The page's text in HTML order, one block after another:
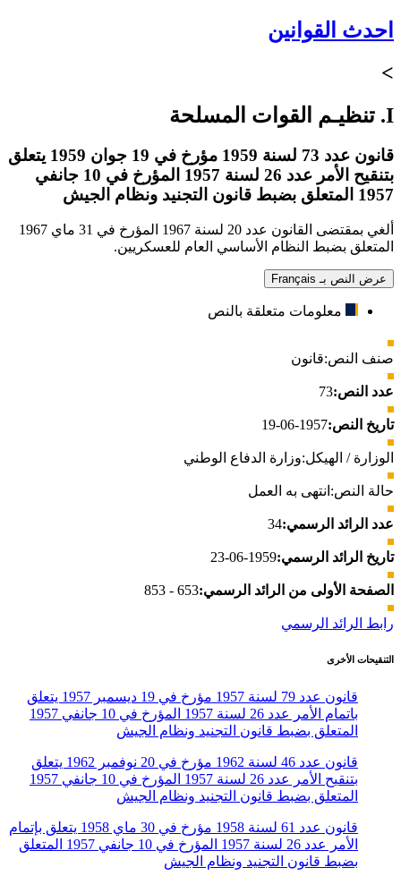
احدث القوانين
>
I. تنظيـم القوات المسلحة
قانون عدد 73 لسنة 1959 مؤرخ في 19 جوان 1959 يتعلق
بتنقيح الأمر عدد 26 لسنة 1957 المؤرخ في 10 جانفي
1957 المتعلق بضبط قانون التجنيد ونظام الجيش
ألغي بمقتضى القانون عدد 20 لسنة 1967 المؤرخ في 31 ماي 1967
المتعلق بضبط النظام الأساسي العام للعسكريين.
عرض النص بـ Français
معلومات متعلقة بالنص
صنف النص:قانون
عدد النص:73
تاريخ النص:1957-06-19
الوزارة / الهيكل:وزارة الدفاع الوطني
حالة النص: انتهى به العمل
عدد الرائد الرسمي:34
تاريخ الرائد الرسمي:1959-06-23
الصفحة الأولى من الرائد الرسمي:653 - 853
رابط الرائد الرسمي
التنقيحات الأخرى
قانون عدد 79 لسنة 1957 مؤرخ في 19 ديسمبر 1957 يتعلق
باتمام الأمر عدد 26 لسنة 1957 المؤرخ في 10 جانفي 1957
المتعلق بضبط قانون التجنيد ونظام الجيش
قانون عدد 46 لسنة 1962 مؤرخ في 20 نوفمبر 1962 يتعلق
بتنقيح الأمر عدد 26 لسنة 1957 المؤرخ في 10 جانفي 1957
المتعلق بضبط قانون التجنيد ونظام الجيش
قانون عدد 61 لسنة 1958 مؤرخ في 30 ماي 1958 يتعلق بإتمام
الأمر عدد 26 لسنة 1957 المؤرخ في 10 جانفي 1957 المتعلق
بضبط قانون التجنيد ونظام الجيش